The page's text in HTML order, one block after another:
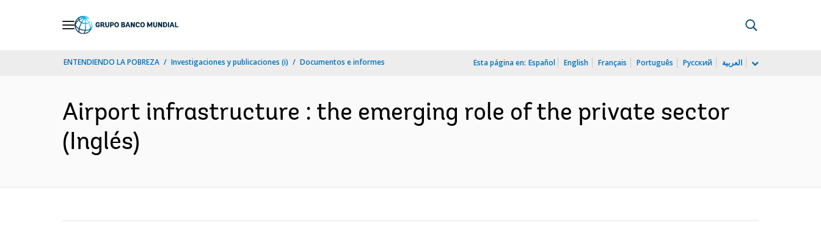
ENTENDIENDO LA POBREZA Investigaciones y publicaciones (i) Documentos e informes Esta página en: Español English Français Português Русский العربية
Airport infrastructure : the emerging role of the private sector
(Inglés)